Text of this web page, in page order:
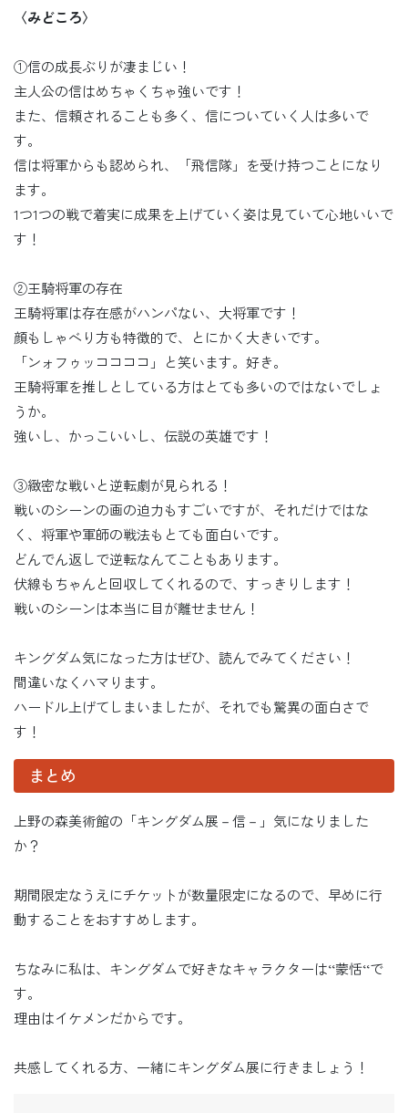
〈みどころ〉
①信の成長ぶりが凄まじい！
主人公の信はめちゃくちゃ強いです！
また、信頼されることも多く、信についていく人は多いで
す。
信は将軍からも認められ、「飛信隊」を受け持つことになり
ます。
1つ1つの戦で着実に成果を上げていく姿は見ていて心地いいで
す！
②王騎将軍の存在
王騎将軍は存在感がハンパない、大将軍です！
顔もしゃべり方も特徴的で、とにかく大きいです。
「ンォフゥッココココ」と笑います。好き。
王騎将軍を推しとしている方はとても多いのではないでしょ
うか。
強いし、かっこいいし、伝説の英雄です！
③緻密な戦いと逆転劇が見られる！
戦いのシーンの画の迫力もすごいですが、それだけではな
く、将軍や軍師の戦法もとても面白いです。
どんでん返しで逆転なんてこともあります。
伏線もちゃんと回収してくれるので、すっきりします！
戦いのシーンは本当に目が離せません！
キングダム気になった方はぜひ、読んでみてください！
間違いなくハマります。
ハードル上げてしまいましたが、それでも驚異の面白さで
す！
まとめ
上野の森美術館の「キングダム展－信－」気になりました
か？
期間限定なうえにチケットが数量限定になるので、早めに行
動することをおすすめします。
ちなみに私は、キングダムで好きなキャラクターは‘‘蒙恬‘‘で
す。
理由はイケメンだからです。
共感してくれる方、一緒にキングダム展に行きましょう！